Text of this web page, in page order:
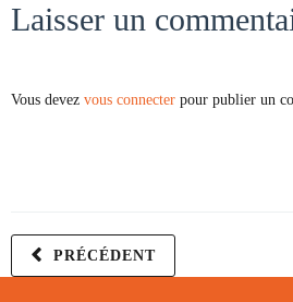
Laisser un
Vous devez vous connecter pour publier un
PRÉCÉDENT